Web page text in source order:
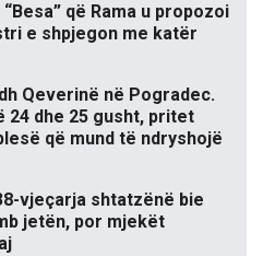
që Rama u propozoi
e shpjegon me katër
Qeverinë në Pogradec.
dhe 25 gusht, pritet
që mund të ndryshojë
vjeçarja shtatzënë bie
jetën, por mjekët